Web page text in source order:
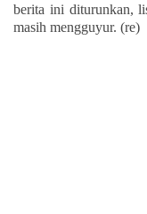
berita ini diturunkan,
masih mengguyur. (re)